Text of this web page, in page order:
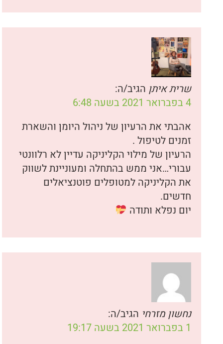
שרית איתן הגיב/ה:
4 בפברואר 2021 בשעה 6:48
אהבתי את הרעיון של ניהול היומן והשארת
זמנים לטיפול .
הרעיון של מילוי הקליניקה עדיין לא רלוונטי
עבורי…אני ממש בהתחלה ומעוניינת לשווק
את הקליניקה למטופלים פוטנציאלים
חדשים.
יום נפלא ותודה
נחשון מזרחי הגיב/ה:
1 בפברואר 2021 בשעה 19:17